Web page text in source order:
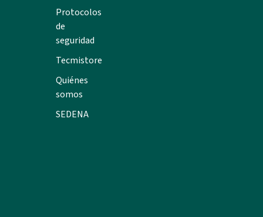
Protocolos
de
seguridad
Tecmistore
Quiénes
somos
SEDENA